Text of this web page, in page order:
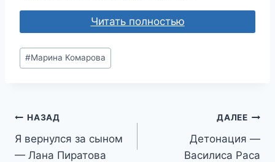
Читать полностью
Метки
записи:
#Марина Комарова
Навигация
по
НАЗАД
Я вернулся за сыном
— Лана Пиратова
ДАЛЕЕ
Детонация —
Василиса Раса